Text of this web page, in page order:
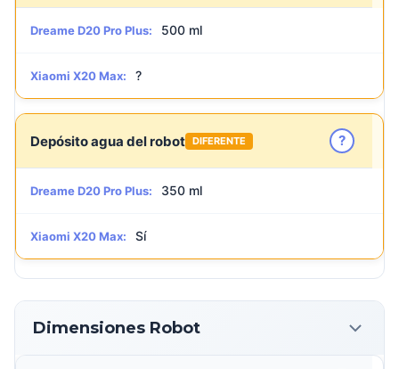
Dreame D20 Pro Plus: 500 ml
Xiaomi X20 Max: ?
Depósito agua del robot DIFERENTE ?
Dreame D20 Pro Plus: 350 ml
Xiaomi X20 Max: Sí
Dimensiones Robot